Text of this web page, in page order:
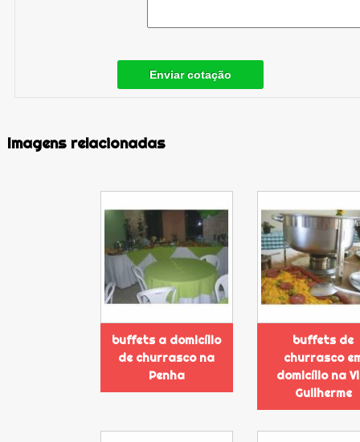
Enviar cotação
Imagens relacionadas
buffets a domicílio
de churrasco na
Penha
buffets de
churrasco
domicílio na
Guilherme